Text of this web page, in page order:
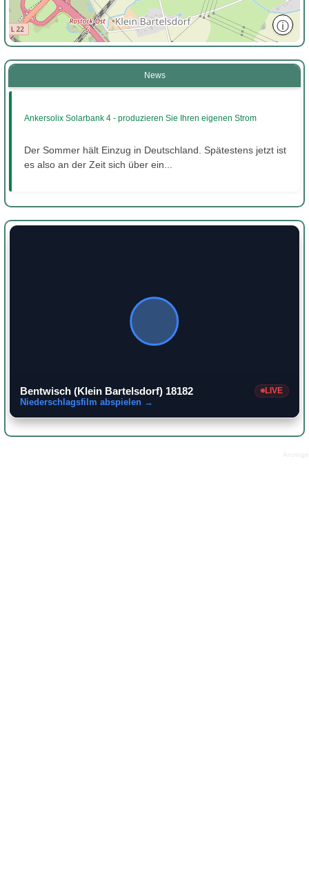
ⓘ
News
Ankersolix Solarbank 4 - produzieren Sie Ihren eigenen Strom
Der Sommer hält Einzug in Deutschland. Spätestens jetzt ist
es also an der Zeit sich über ein...
Bentwisch (Klein Bartelsdorf) 18182 LIVE
Niederschlagsfilm abspielen →